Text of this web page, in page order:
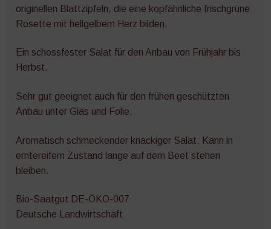
originellen Blattzipfeln, die eine kopfähnliche frischgrüne
Rosette mit hellgelbem Herz bilden.
Ein schossfester Salat für den Anbau von Frühjahr bis
Herbst.
Sehr gut geeignet auch für den frühen geschützten
Anbau unter Glas und Folie.
Aromatisch schmeckender knackiger Salat. Kann in
erntereifem Zustand lange auf dem Beet stehen
bleiben.
Bio-Saatgut DE-ÖKO-007
Deutsche Landwirtschaft